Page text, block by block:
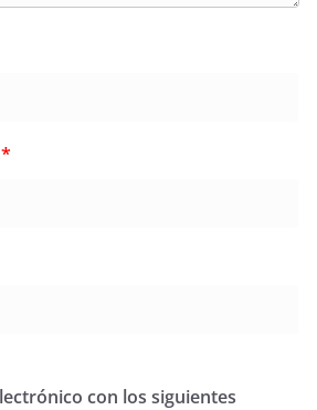
*
con los siguientes